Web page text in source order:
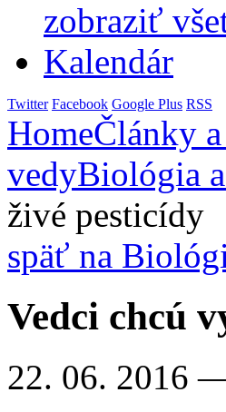
zobraziť
Kalendár
Twitter Facebook Google Plus RSS
HomeČlánky
vedyBiológia
živé pesticídy
späť na
Vedci chcú
22. 06. 2016 —